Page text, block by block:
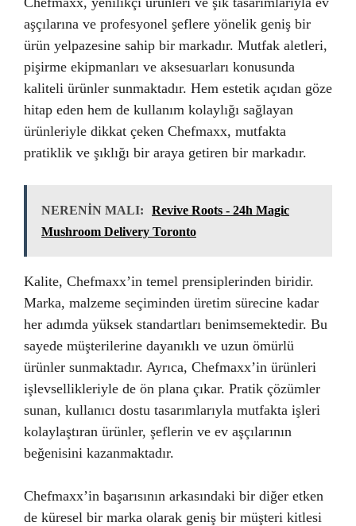
aşçılarına ve profesyonel şeflere yönelik geniş bir
ürün yelpazesine sahip bir markadır. Mutfak aletleri,
pişirme ekipmanları ve aksesuarları konusunda
kaliteli ürünler sunmaktadır. Hem estetik açıdan göze
hitap eden hem de kullanım kolaylığı sağlayan
ürünleriyle dikkat çeken Chefmaxx, mutfakta
pratiklik ve şıklığı bir araya getiren bir markadır.
NERENİN MALI:
Revive Roots - 24h Magic
Mushroom Delivery Toronto
Kalite, Chefmaxx’in temel prensiplerinden biridir.
Marka, malzeme seçiminden üretim sürecine kadar
her adımda yüksek standartları benimsemektedir. Bu
sayede müşterilerine dayanıklı ve uzun ömürlü
ürünler sunmaktadır. Ayrıca, Chefmaxx’in ürünleri
işlevsellikleriyle de ön plana çıkar. Pratik çözümler
sunan, kullanıcı dostu tasarımlarıyla mutfakta işleri
kolaylaştıran ürünler, şeflerin ve ev aşçılarının
beğenisini kazanmaktadır.
Chefmaxx’in başarısının arkasındaki bir diğer etken
de küresel bir marka olarak geniş bir müşteri kitlesi